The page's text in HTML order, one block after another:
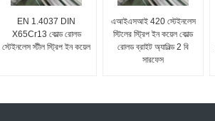
EN 1.4037 DIN
X65Cr13 কোল্ড রোলড
স্টেইনলেস স্টীল স্ট্রিপ ইন কয়েল
এআইএসআই 420 স্টেইনলেস
স্টিলের স্ট্রিপ ইন কয়েল কোল্ড
রোলড ব্রাইট অ্যানিল্ড 2 বি
সারফেস